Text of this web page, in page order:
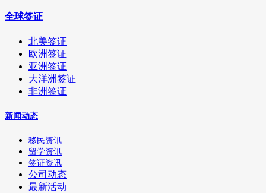
全球签证
北美签证
欧洲签证
亚洲签证
大洋洲签证
非洲签证
新闻动态
移民资讯
留学资讯
签证资讯
公司动态
最新活动